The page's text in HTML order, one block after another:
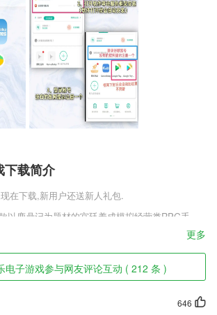
下载简介
在下载,新用户还送新人礼包.
以鹿鼎记为题材的宫廷养成模拟经营类RPG手
家玩的开心，游戏中玩家将半扮演韦小宝，面对各
色，你是否想像韦小宝一样娶八个老婆呢?这款游
软件特色
更多
电子游戏参与网友评论互动 ( 212 条 )
646